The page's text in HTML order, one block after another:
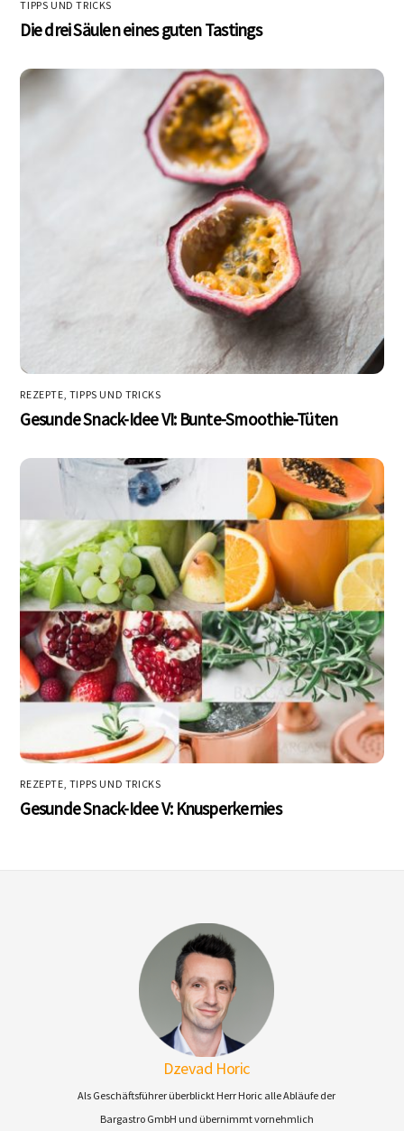
TIPPS UND TRICKS
Die drei Säulen eines guten Tastings
REZEPTE TIPPS UND TRICKS
Gesunde Snack-Idee VI: Bunte-Smoothie-Tüten
REZEPTE TIPPS UND TRICKS
Gesunde Snack-Idee V: Knusperkernies
Dzevad Horic
Als Geschäftsführer überblickt Herr Horic alle Abläufe der
Bargastro GmbH und übernimmt vornehmlich